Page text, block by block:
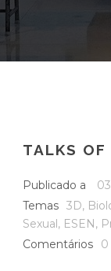
TALKS OF
Publicado a
Temas 3D,
Sexual, ESEN,
Comentários
0